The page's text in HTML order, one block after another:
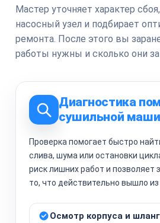
Мастер уточняет характер
насосный узел и подбирает
ремонта. После этого вы
работы нужны и сколько они
Диагностика
сушильной
Проверка помогает быстро
слива, шума или остановки
риск лишних работ и позволяет
то, что действительно вышло из
Осмотр корпуса и